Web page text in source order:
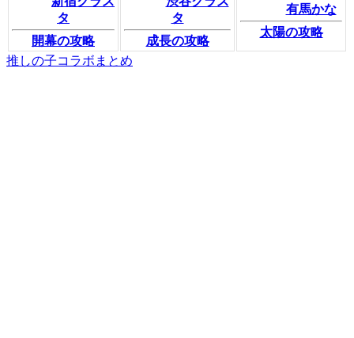
タ
開幕の攻略
タ
成長の攻略
有馬かな
太陽の攻略
推しの子コラボまとめ